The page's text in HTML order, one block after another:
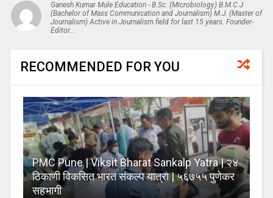
Ganesh Kumar Mule Education - B.Sc. (Microbiology) B.M.C.J
(Bachelor of Mass Communication and Journalism) M.J. (Master of
Journalism) Active in Journalism field for last 15 years. Founder-
Editor...
RECOMMENDED FOR YOU
PMC Pune | Viksit Bharat Sankalp Yatra | २४
ठिकाणी विकसित भारत संकल्प यात्रा | ५६७५५ पुणेकर
सहभागी